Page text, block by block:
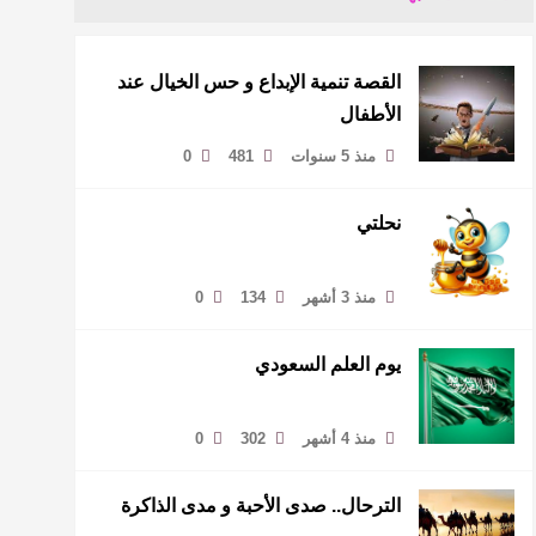
القصة تنمية الإبداع و حس الخيال عند
الأطفال
منذ 5 سنوات 481
0
نحلتي
منذ 3 أشهر 134
0
يوم العلم السعودي
منذ 4 أشهر 302
0
الترحال.. صدى الأحبة و مدى الذاكرة